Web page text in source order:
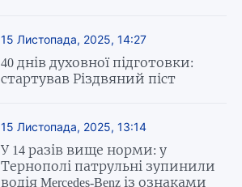
15 Листопада, 2025, 14:27
40 днів духовної підготовки:
стартував Різдвяний піст
15 Листопада, 2025, 13:14
У 14 разів вище норми: у
Тернополі патрульні зупинили
водія Mercedes-Benz із ознаками